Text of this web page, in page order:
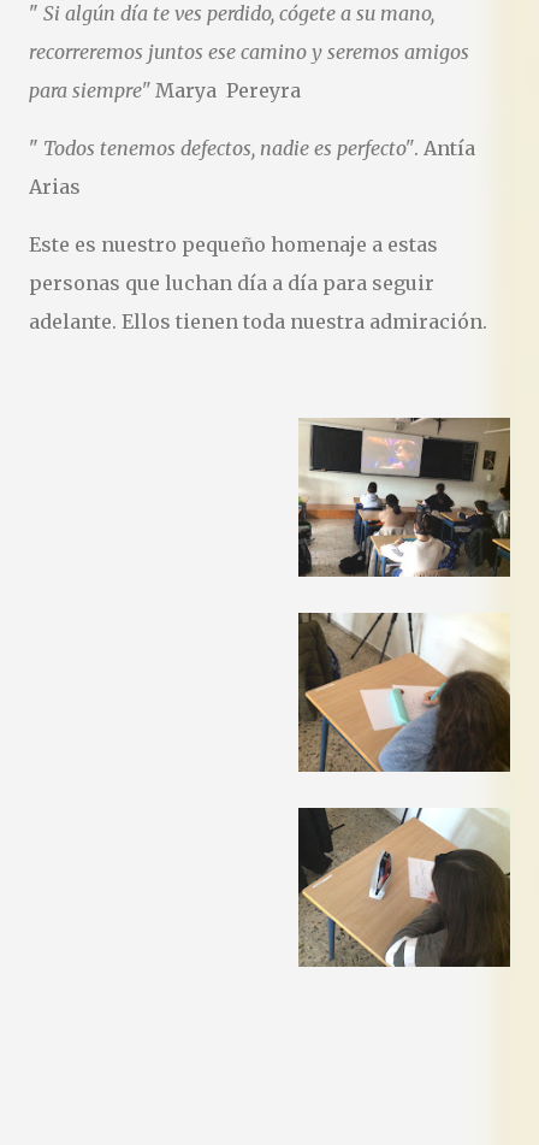
" Si algún día te ves perdido, cógete a su mano,
recorreremos juntos ese camino y seremos amigos
para siempre" Marya Pereyra
" Todos tenemos defectos, nadie es perfecto". Antía
Arias
Este es nuestro pequeño homenaje a estas
personas que luchan día a día para seguir
adelante. Ellos tienen toda nuestra admiración.